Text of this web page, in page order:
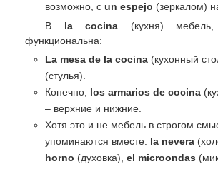
возможно, с un espejo (зеркалом)
В la cocina (кухня) мебель,
функциональна:
La mesa de la cocina (кухонный
(стулья).
Конечно, los armarios de cocina
– верхние и нижние.
Хотя это и не мебель в строгом
упоминаются вместе: la nevera
horno (духовка), el microondas